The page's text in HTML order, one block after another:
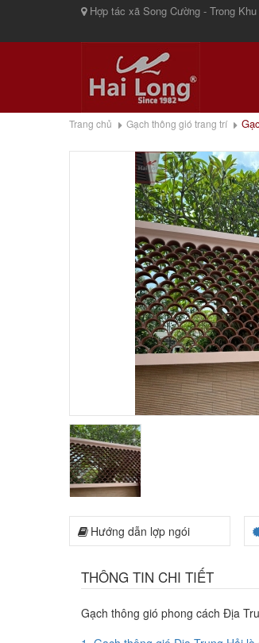
Hợp tác xã Song Cường - Trong
Trang chủ Gạch thông gió trang trí
Hướng dẫn lợp ngói
THÔNG TIN CHI TIẾT
Gạch thông gió phong cách Địa